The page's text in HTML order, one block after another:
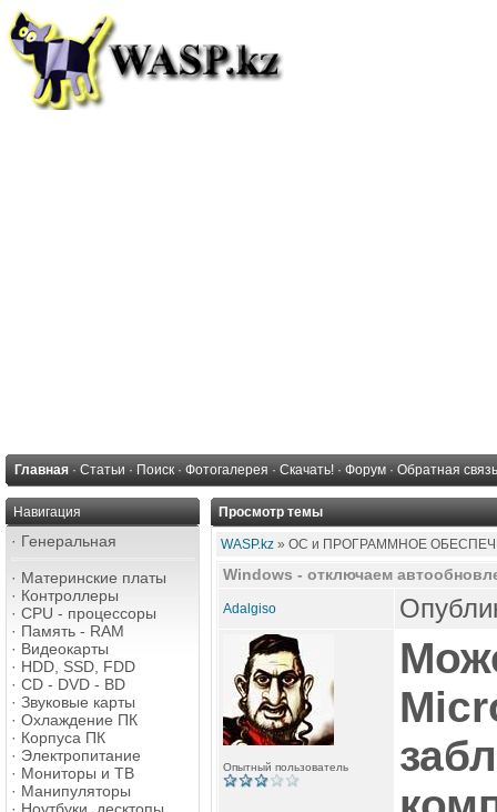
Главная · Статьи · Поиск · Фотогалерея · Скачать! · Форум · Обратная связь
Навигация
· Генеральная
· Материнские платы
· Контроллеры
· CPU - процессоры
· Память - RAM
· Видеокарты
· HDD, SSD, FDD
· CD - DVD - BD
· Звуковые карты
· Охлаждение ПК
· Корпуса ПК
· Электропитание
· Мониторы и ТВ
· Манипуляторы
Просмотр темы
WASP.kz » ОС и ПРОГРАММНОЕ
Windows - отключаем
Adalgiso
Опытный пользователь